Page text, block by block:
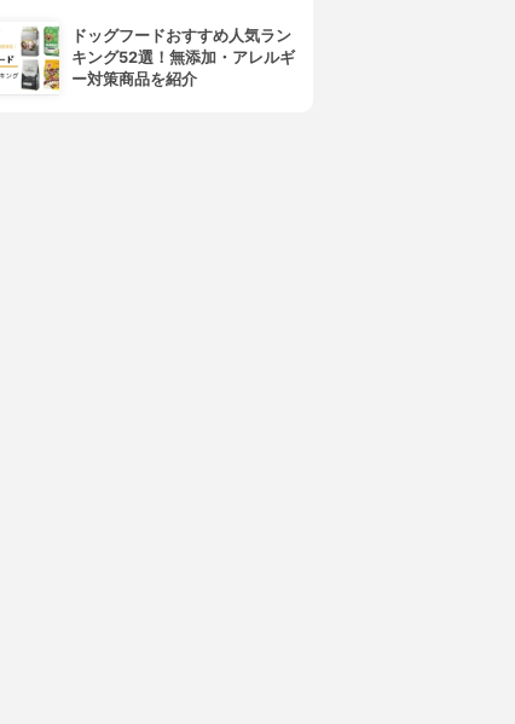
ドッグフードおすすめ人気ラン
キング52選！無添加・アレルギ
ー対策商品を紹介